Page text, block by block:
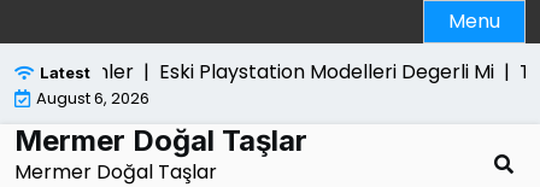
to
content
Menu
Latest
Edilenler |Eski Playstation Modelleri Degerli Mi |
August 6, 2026
Mermer Doğal Taşlar
Mermer Doğal Taşlar